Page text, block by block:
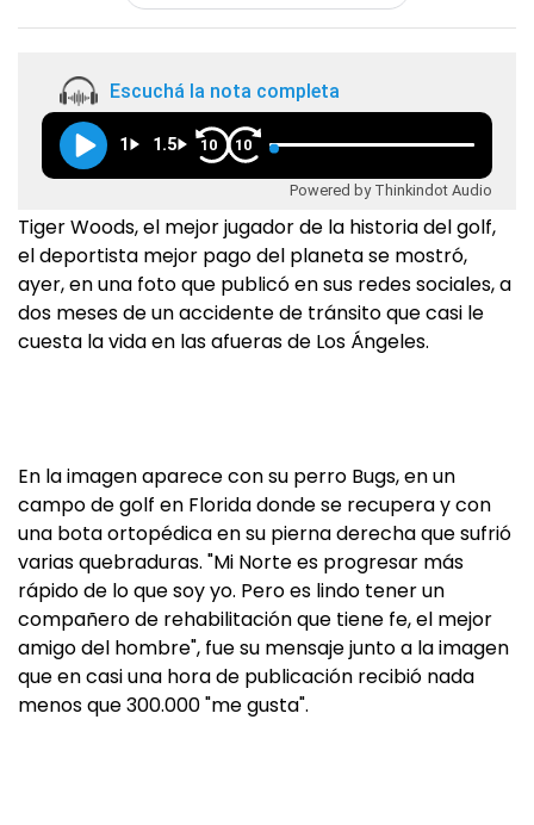
Escuchá la nota completa
1 1.5 10 10
Powered by Thinkindot Audio
Tiger Woods, el mejor jugador de la historia del golf,
el deportista mejor pago del planeta se mostró,
ayer, en una foto que publicó en sus redes sociales, a
dos meses de un accidente de tránsito que casi le
cuesta la vida en las afueras de Los Ángeles.
En la imagen aparece con su perro Bugs, en un
campo de golf en Florida donde se recupera y con
una bota ortopédica en su pierna derecha que sufrió
varias quebraduras. "Mi Norte es progresar más
rápido de lo que soy yo. Pero es lindo tener un
compañero de rehabilitación que tiene fe, el mejor
amigo del hombre", fue su mensaje junto a la imagen
que en casi una hora de publicación recibió nada
menos que 300.000 "me gusta".